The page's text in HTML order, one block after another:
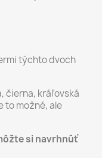
týchto dvoch
čierna, kráľovská
to možné, ale
si navrhnúť